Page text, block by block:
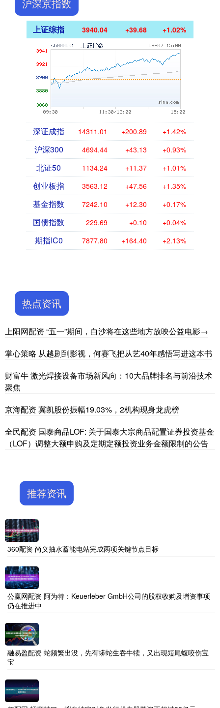
沪深京指数
上证综指 3940.04 +39.68 +1.02%
深证成指 14311.01 +200.89 +1.42%
沪深300 4694.44 +43.13 +0.93%
北证50 1134.24 +11.37 +1.01%
创业板指 3563.12 +47.56 +1.35%
基金指数 7242.10 +12.30 +0.17%
国债指数 229.69 +0.10 +0.04%
期指IC0 7877.80 +164.40 +2.13%
热点资讯
上阳网配资 “五一”期间，白沙将在这些地方放映公益电影→
掌心策略 从越剧到影视，何赛飞把从艺40年感悟写进这本书
财富牛 激光焊接设备市场新风向：10大品牌排名与前沿技术
聚焦
京海配资 冀凯股份振幅19.03%，2机构现身龙虎榜
全民配资 国泰商品LOF: 关于国泰大宗商品配置证券投资基金
（LOF）调整大额申购及定期定额投资业务金额限制的公告
推荐资讯
360配资 尚义抽水蓄能电站完成两项关键节点目标
公赢网配资 阿为特：Keuerleber GmbH公司的股权收购及增资事项
仍在推进中
融易盈配资 蛇频繁出没，先有蟒蛇生吞牛犊，又出现短尾蝮咬伤宝
宝